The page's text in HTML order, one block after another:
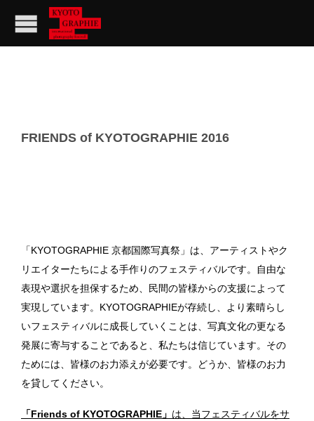
FRIENDS of KYOTOGRAPHIE 2016
「KYOTOGRAPHIE 京都国際写真祭」は、アーティストやク
リエイターたちによる手作りのフェスティバルです。自由な
表現や選択を担保するため、民間の皆様からの支援によって
実現しています。KYOTOGRAPHIEが存続し、より素晴らし
いフェスティバルに成長していくことは、写真文化の更なる
発展に寄与することであると、私たちは信じています。その
ためには、皆様のお力添えが必要です。どうか、皆様のお力
を貸してください。
「Friends of KYOTOGRAPHIE」 は、当フェスティバルをサ